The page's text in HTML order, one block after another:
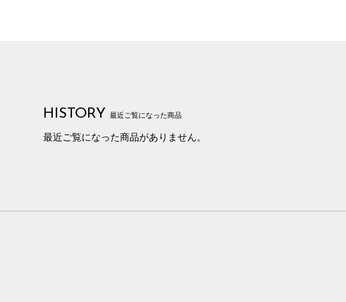
HISTORY 最近ご覧になった商品
最近ご覧になった商品がありません。